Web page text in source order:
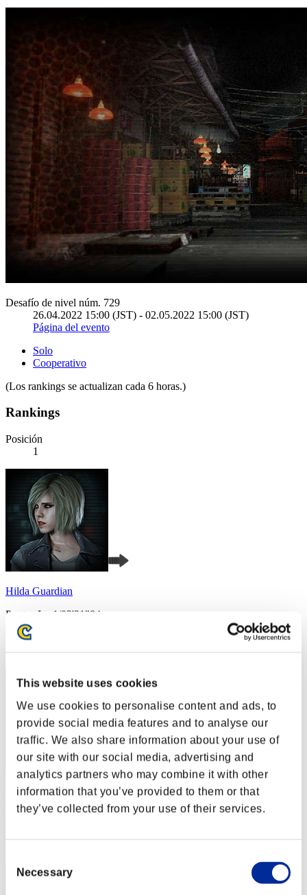
This website uses cookies
We use cookies to personalise content and ads, to
provide social media features and to analyse our
traffic. We also share information about your use of
our site with our social media, advertising and
analytics partners who may combine it with other
information that you’ve provided to them or that
they’ve collected from your use of their services.
Selection
Necessary
Desafío de nivel núm. 729
26.04.2022 15:00 (JST) - 02.05.2022 15:00 (JST)
Página del evento
Solo
Cooperativo
(Los rankings se actualizan cada 6 horas.)
Rankings
Posición
1
Hilda Guardian
Puntos:Lv:1/03'31"84
Posición
2
SEBA
Puntos:Lv:1/03'48"88